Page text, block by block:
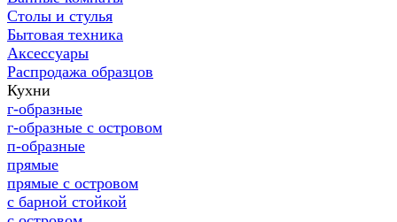
Столы и стулья
Бытовая техника
Аксессуары
Распродажа образцов
Кухни
г-образные
г-образные с островом
п-образные
прямые
прямые с островом
с барной стойкой